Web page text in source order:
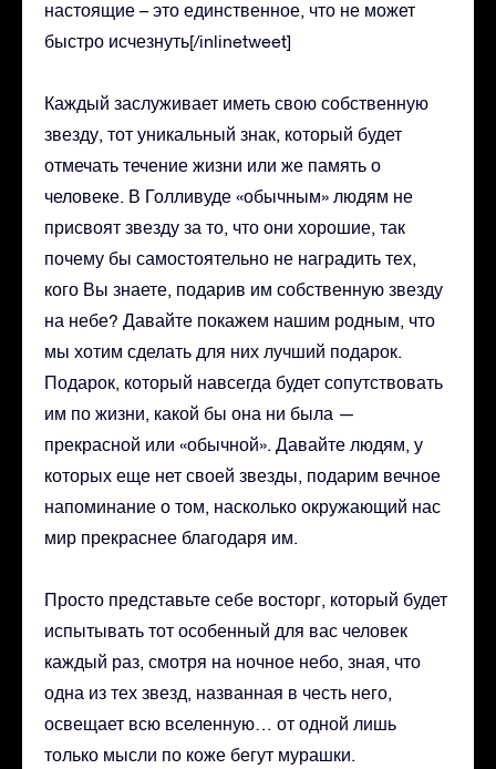
настоящие – это единственное, что не может
быстро исчезнуть[/inlinetweet]
Каждый заслуживает иметь свою собственную
звезду, тот уникальный знак, который будет
отмечать течение жизни или же память о
человеке. В Голливуде «обычным» людям не
присвоят звезду за то, что они хорошие, так
почему бы самостоятельно не наградить тех,
кого Вы знаете, подарив им собственную звезду
на небе? Давайте покажем нашим родным, что
мы хотим сделать для них лучший подарок.
Подарок, который навсегда будет сопутствовать
им по жизни, какой бы она ни была —
прекрасной или «обычной». Давайте людям, у
которых еще нет своей звезды, подарим вечное
напоминание о том, насколько окружающий нас
мир прекраснее благодаря им.
Просто представьте себе восторг, который будет
испытывать тот особенный для вас человек
каждый раз, смотря на ночное небо, зная, что
одна из тех звезд, названная в честь него,
освещает всю вселенную… от одной лишь
только мысли по коже бегут мурашки.